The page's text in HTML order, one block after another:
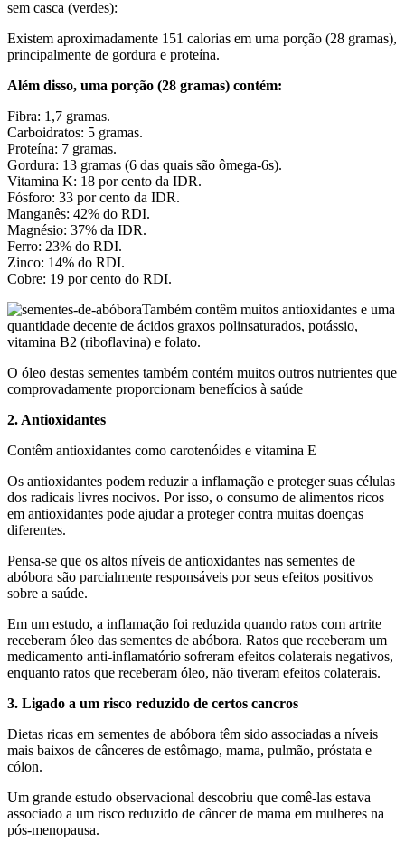
sem casca (verdes):
Existem aproximadamente 151 calorias em uma porção (28 gramas),
principalmente de gordura e proteína.
Além disso, uma porção (28 gramas) contém:
Fibra: 1,7 gramas.
Carboidratos: 5 gramas.
Proteína: 7 gramas.
Gordura: 13 gramas (6 das quais são ômega-6s).
Vitamina K: 18 por cento da IDR.
Fósforo: 33 por cento da IDR.
Manganês: 42% do RDI.
Magnésio: 37% da IDR.
Ferro: 23% do RDI.
Zinco: 14% do RDI.
Cobre: 19 por cento do RDI.
Também contêm muitos antioxidantes e uma
quantidade decente de ácidos graxos polinsaturados, potássio,
vitamina B2 (riboflavina) e folato.
O óleo destas sementes também contém muitos outros nutrientes que
comprovadamente proporcionam benefícios à saúde
2. Antioxidantes
Contêm antioxidantes como carotenóides e vitamina E
Os antioxidantes podem reduzir a inflamação e proteger suas células
dos radicais livres nocivos. Por isso, o consumo de alimentos ricos
em antioxidantes pode ajudar a proteger contra muitas doenças
diferentes.
Pensa-se que os altos níveis de antioxidantes nas sementes de
abóbora são parcialmente responsáveis por seus efeitos positivos
sobre a saúde.
Em um estudo, a inflamação foi reduzida quando ratos com artrite
receberam óleo das sementes de abóbora. Ratos que receberam um
medicamento anti-inflamatório sofreram efeitos colaterais negativos,
enquanto ratos que receberam óleo, não tiveram efeitos colaterais.
3. Ligado a um risco reduzido de certos cancros
Dietas ricas em sementes de abóbora têm sido associadas a níveis
mais baixos de cânceres de estômago, mama, pulmão, próstata e
cólon.
Um grande estudo observacional descobriu que comê-las estava
associado a um risco reduzido de câncer de mama em mulheres na
pós-menopausa.